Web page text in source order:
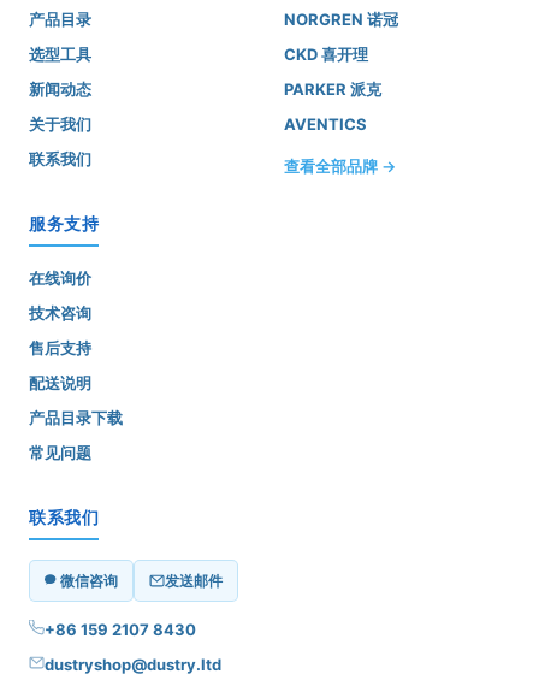
产品目录
选型工具
新闻动态
关于我们
联系我们
NORGREN 诺冠
CKD 喜开理
PARKER 派克
AVENTICS
查看全部品牌 →
服务支持
在线询价
技术咨询
售后支持
配送说明
产品目录下载
常见问题
联系我们
微信咨询 发送邮件
+86 159 2107 8430
dustryshop@dustry.ltd